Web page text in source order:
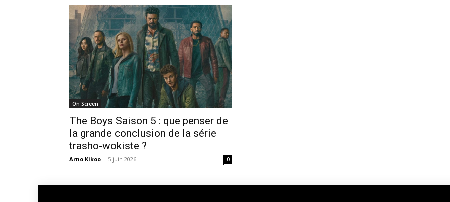
On Screen
The Boys Saison 5 : que penser de
la grande conclusion de la série
trasho-wokiste ?
Arno Kikoo - 5 juin 2026 0